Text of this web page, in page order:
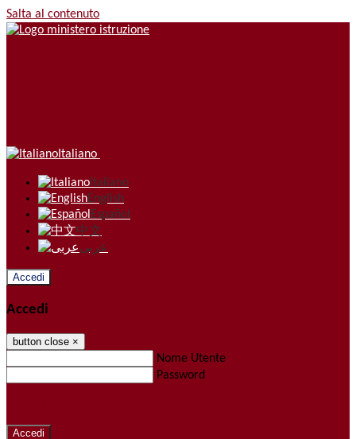
Salta al contenuto
Italiano
Italiano
English
Español
中文
عربى
Accedi
Accedi
button close ×
Nome Utente
Password